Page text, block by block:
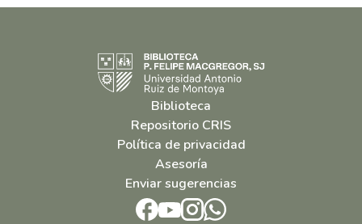
Biblioteca
Repositorio CRIS
Política de privacidad
Asesoría
Enviar sugerencias